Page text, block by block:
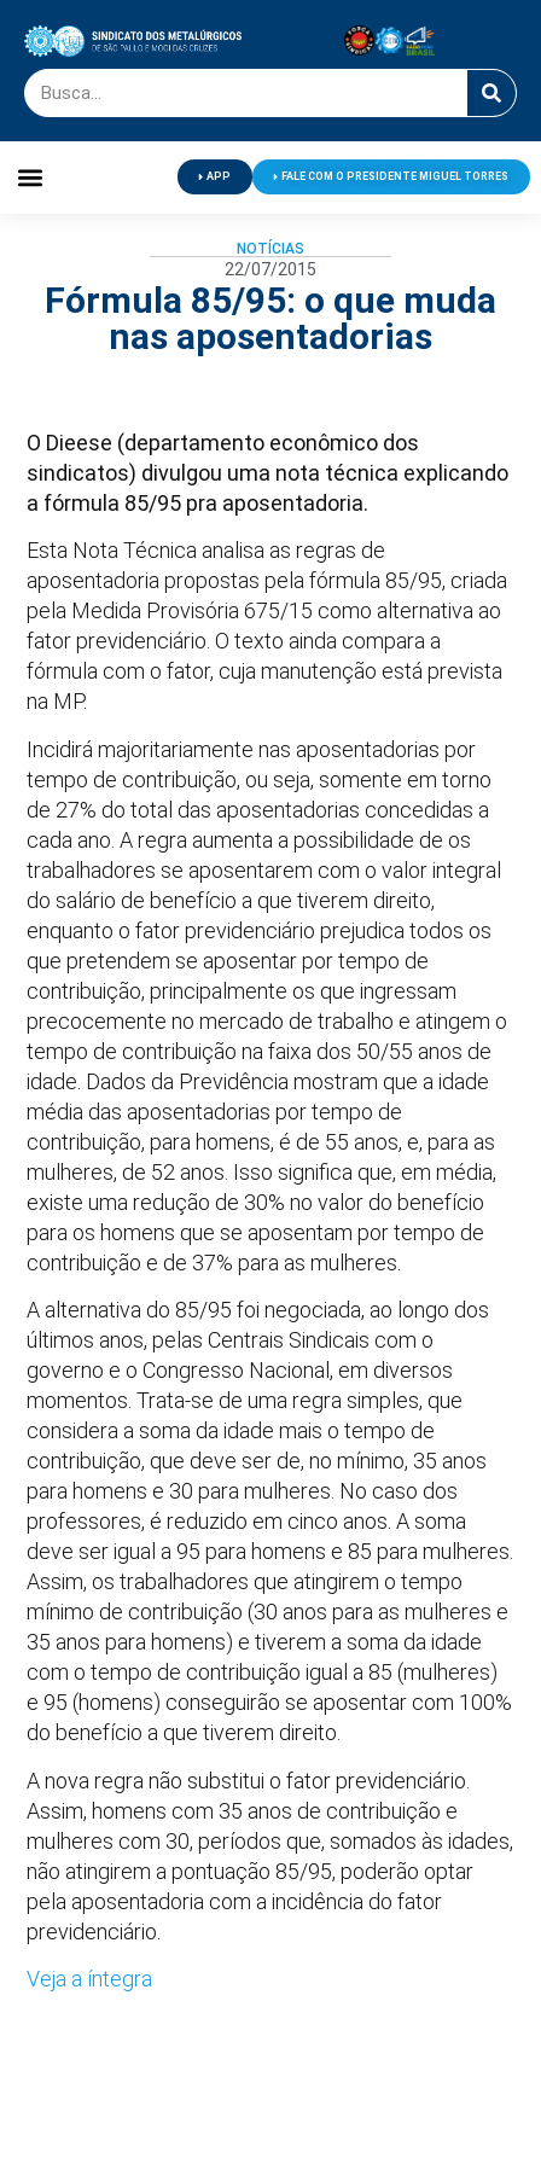
APP FALE COM O PRESIDENTE MIGUEL TORRES
NOTÍCIAS
22/07/2015
Fórmula 85/95: o que muda
nas aposentadorias
O Dieese (departamento econômico dos
sindicatos) divulgou uma nota técnica explicando
a fórmula 85/95 pra aposentadoria.
Esta Nota Técnica analisa as regras de
aposentadoria propostas pela fórmula 85/95, criada
pela Medida Provisória 675/15 como alternativa ao
fator previdenciário. O texto ainda compara a
fórmula com o fator, cuja manutenção está prevista
na MP.
Incidirá majoritariamente nas aposentadorias por
tempo de contribuição, ou seja, somente em torno
de 27% do total das aposentadorias concedidas a
cada ano. A regra aumenta a possibilidade de os
trabalhadores se aposentarem com o valor integral
do salário de benefício a que tiverem direito,
enquanto o fator previdenciário prejudica todos os
que pretendem se aposentar por tempo de
contribuição, principalmente os que ingressam
precocemente no mercado de trabalho e atingem o
tempo de contribuição na faixa dos 50/55 anos de
idade. Dados da Previdência mostram que a idade
média das aposentadorias por tempo de
contribuição, para homens, é de 55 anos, e, para as
mulheres, de 52 anos. Isso significa que, em média,
existe uma redução de 30% no valor do benefício
para os homens que se aposentam por tempo de
contribuição e de 37% para as mulheres.
A alternativa do 85/95 foi negociada, ao longo dos
últimos anos, pelas Centrais Sindicais com o
governo e o Congresso Nacional, em diversos
momentos. Trata-se de uma regra simples, que
considera a soma da idade mais o tempo de
contribuição, que deve ser de, no mínimo, 35 anos
para homens e 30 para mulheres. No caso dos
professores, é reduzido em cinco anos. A soma
deve ser igual a 95 para homens e 85 para mulheres.
Assim, os trabalhadores que atingirem o tempo
mínimo de contribuição (30 anos para as mulheres e
35 anos para homens) e tiverem a soma da idade
com o tempo de contribuição igual a 85 (mulheres)
e 95 (homens) conseguirão se aposentar com 100%
do benefício a que tiverem direito.
A nova regra não substitui o fator previdenciário.
Assim, homens com 35 anos de contribuição e
mulheres com 30, períodos que, somados às idades,
não atingirem a pontuação 85/95, poderão optar
pela aposentadoria com a incidência do fator
previdenciário.
Veja a íntegra